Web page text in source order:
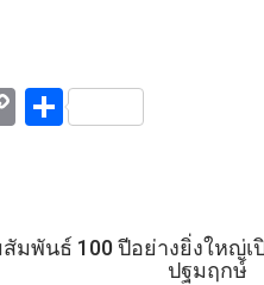
C
Li
S
สัมพันธ์ 100 ปีอย่างยิ่งให
ปฐมฤกษ์